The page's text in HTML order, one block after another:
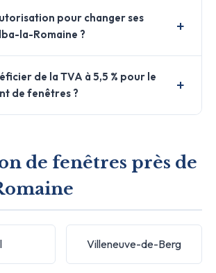
pour changer ses
la-Romaine ?
de la TVA à 5,5 % pour le
de fenêtres ?
de fenêtres près de
Villeneuve-de-Berg